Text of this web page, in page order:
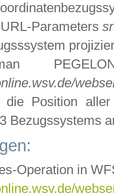
Parameters
Position
Bezugssystems
Operation in